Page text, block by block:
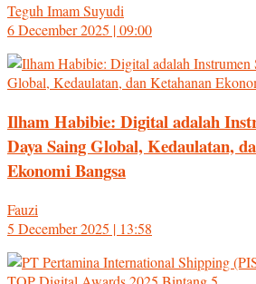
Teguh Imam Suyudi
6 December 2025 | 09:00
Ilham Habibie: Digital adalah
Daya Saing Global, Kedaulatan,
Ekonomi Bangsa
Fauzi
5 December 2025 | 13:58